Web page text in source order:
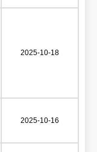
2025-10-18
2025-10-16